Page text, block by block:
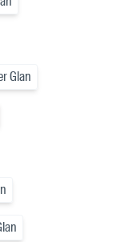
Glan